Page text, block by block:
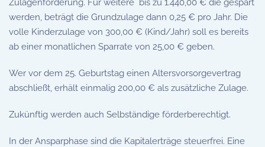
Zulagenförderung. Für weitere bis zu 1.440,00 € die gespart
werden, beträgt die Grundzulage dann 0,25 € pro Jahr. Die
volle Kinderzulage von 300,00 € (Kind/Jahr) soll es bereits
ab einer monatlichen Sparrate von 25,00 € geben.
Wer vor dem 25. Geburtstag einen Altersvorsorgevertrag
abschließt, erhält einmalig 200,00 € als zusätzliche Zulage.
Zukünftig werden auch Selbständige förderberechtigt.
In der Ansparphase sind die Kapitalerträge steuerfrei. Eine